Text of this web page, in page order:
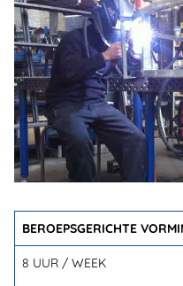
BEROEPSGERICHTE
8 UUR / WEEK